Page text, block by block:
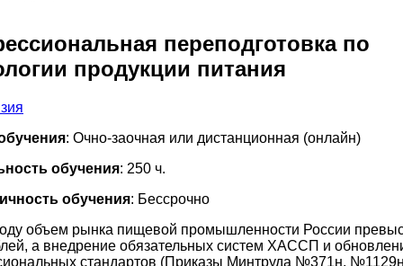
переподготовка по
продукции питания
: Очно-заочная или дистанционная (онлайн)
обучения: 250 ч.
обучения: Бессрочно
объем рынка пищевой промышленности России
а внедрение обязательных систем ХАССП и
стандартов (Приказы Минтруда №371н,